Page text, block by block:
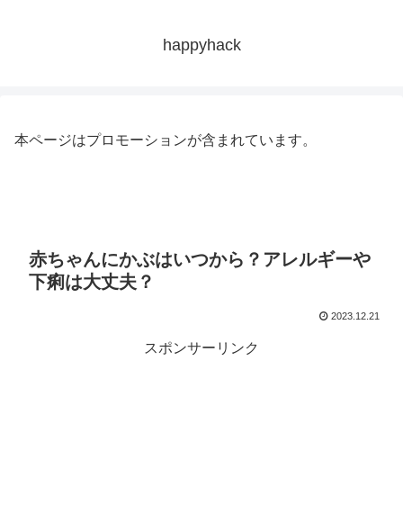
happyhack
本ページはプロモーションが含まれています。
赤ちゃんにかぶはいつから？アレルギーや
下痢は大丈夫？
2023.12.21
スポンサーリンク